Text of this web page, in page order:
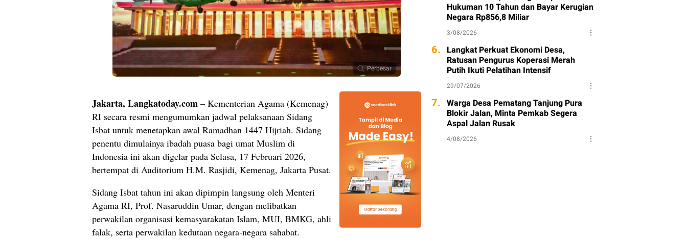
Perbesar
Jakarta, Langkatoday.com – Kementerian Agama (Kemenag)
RI secara resmi mengumumkan jadwal pelaksanaan Sidang
Isbat untuk menetapkan awal Ramadhan 1447 Hijriah. Sidang
penentu dimulainya ibadah puasa bagi umat Muslim di
Indonesia ini akan digelar pada Selasa, 17 Februari 2026,
bertempat di Auditorium H.M. Rasjidi, Kemenag, Jakarta Pusat.
Sidang Isbat tahun ini akan dipimpin langsung oleh Menteri
Agama RI, Prof. Nasaruddin Umar, dengan melibatkan
perwakilan organisasi kemasyarakatan Islam, MUI, BMKG, ahli
falak, serta perwakilan kedutaan negara-negara sahabat.
Hukuman 10 Tahun dan Bayar Kerugian
Negara Rp856,8 Miliar
3/08/2026
6. Langkat Perkuat Ekonomi Desa,
Ratusan Pengurus Koperasi Merah
Putih Ikuti Pelatihan Intensif
29/07/2026
7. Warga Desa Pematang Tanjung Pura
Blokir Jalan, Minta Pemkab Segera
Aspal Jalan Rusak
4/08/2026